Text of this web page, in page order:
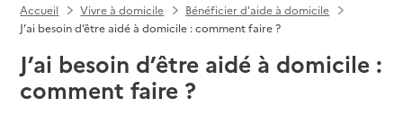
Accueil Vivre à domicile
Bénéficier d'aide à domicile
J’ai besoin d’être aidé à domicile : comment faire ?
J’ai besoin d’être aidé à domicile :
comment faire ?